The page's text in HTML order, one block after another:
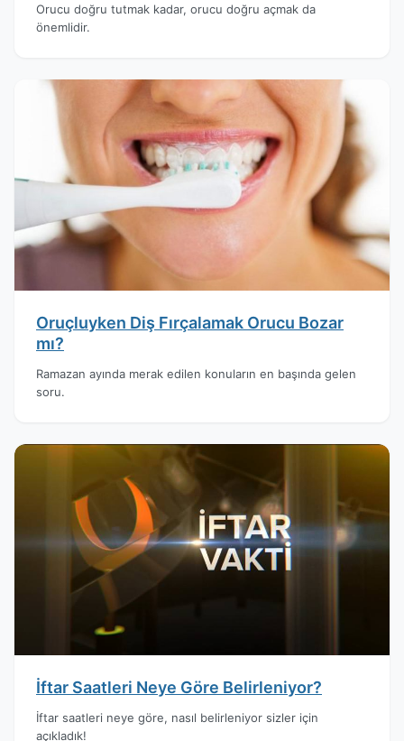
Orucu doğru tutmak kadar, orucu doğru açmak da
önemlidir.
Oruçluyken Diş Fırçalamak Orucu Bozar
mı?
Ramazan ayında merak edilen konuların en başında gelen
soru.
İftar Saatleri Neye Göre Belirleniyor?
İftar saatleri neye göre, nasıl belirleniyor sizler için
açıkladık!